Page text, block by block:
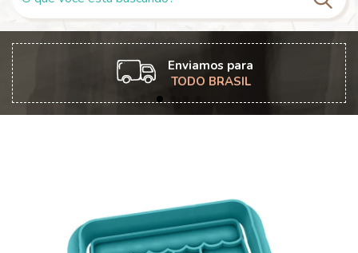
Enviamos para
TODO BRASIL